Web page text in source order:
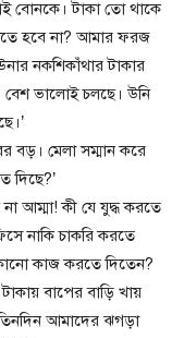
বোনকে। টাকা তো থাকে
হবে না? আমার ফরজ
নকশিকাঁথার টাকার
বেশ ভালোই চলছে। উনি
বড়। মেলা সম্মান করে
দিছে?’
আম্মা! কী যে যুদ্ধ করতে
নাকি চাকরি করতে
কাজ করতে দিতেন?
বাপের বাড়ি খায়
আমাদের ঝগড়া